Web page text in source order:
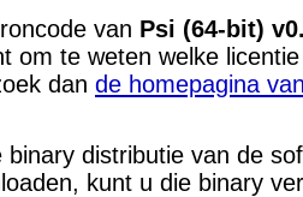
van Psi (64-bit)
om te weten welke
dan de homepagina
binary distributie van de
kunt u die binary